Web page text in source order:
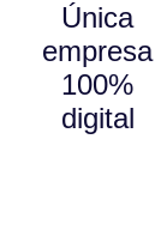
Única
empresa
100%
digital